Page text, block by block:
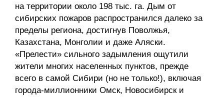
ЦДУ
Отрасли и регионы
на территории около 198 тыс. га. Дым от
сибирских пожаров распространился далеко за
пределы региона, достигнув Поволжья,
Казахстана, Монголии и даже Аляски.
«Прелести» сильного задымления ощутили
жители многих населенных пунктов, прежде
всего в самой Сибири (но не только!), включая
города-миллионники Омск, Новосибирск и